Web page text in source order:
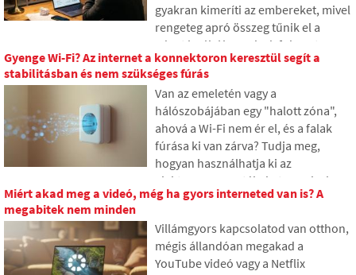
gondjaik az adatokkal, és hogyan
tehetünk rendet az online nyomaink
gyakran kimeríti az embereket, mivel
rengeteg apró összeg tűnik el a
pénztárcából, amelyek fokozatosan
váratlanul magas összegekké
gyűlnek össze. A szövegben a 2026-
os friss adatokra támaszkodunk,
megmutatjuk a szakadékot a
becsléseink és a valóság között, és
négy konkrét lépést kínálunk annak
érdekében, hogy nagyobb kontroll
Gyenge Wi-Fi? Az internet a konnektoron keresztül segít a
stabilitásban és nem szükséges fúrás
Van az emeletén vagy a
hálószobájában egy "halott zóna",
ahová a Wi-Fi nem ér el, és a falak
fúrása ki van zárva? Tudja meg,
hogyan használhatja ki az
elektromos vezetékeket, amelyek
már a falakban vannak, hogy az
keresztül közvetítse. A cikkben
bemutatjuk, hogyan működik egy
modern powerline adapter, miért
Miért akad meg a videó, még ha gyors interneted van is? A
megabitek nem minden
Villámgyors kapcsolatod van otthon,
mégis állandóan megakad a
YouTube videó vagy a Netflix